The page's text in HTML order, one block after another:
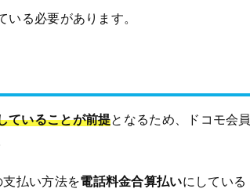
る必要があります。
ていることが前提となるため、ドコモ会員
払い方法を電話料金合算払いにしている